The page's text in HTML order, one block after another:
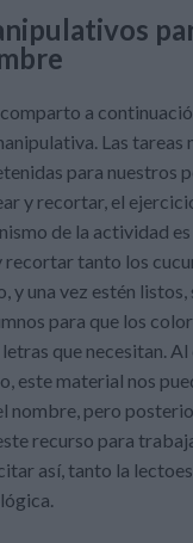
a
Las tareas
para nuestros
y recortar, el
de la actividad
recortar tanto los
y una vez estén listos,
para que los
que necesitan.
este material nos
nombre, pero
recurso para
así, tanto la